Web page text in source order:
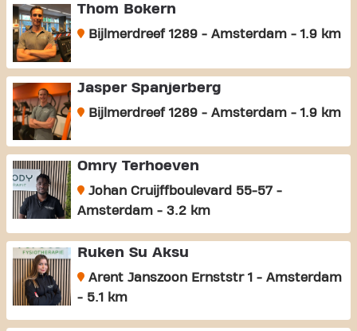
Thom Bokern
Bijlmerdreef 1289 - Amsterdam - 1.9 km
Jasper Spanjerberg
Bijlmerdreef 1289 - Amsterdam - 1.9 km
Omry Terhoeven
Johan Cruijffboulevard 55-57 -
Amsterdam - 3.2 km
Ruken Su Aksu
Arent Janszoon Ernststr 1 - Amsterdam
- 5.1 km